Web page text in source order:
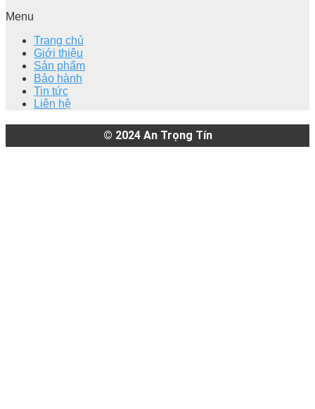
Menu
Trang chủ
Giới thiệu
Sản phẩm
Bảo hành
Tin tức
Liên hệ
© 2024 An Trọng Tín